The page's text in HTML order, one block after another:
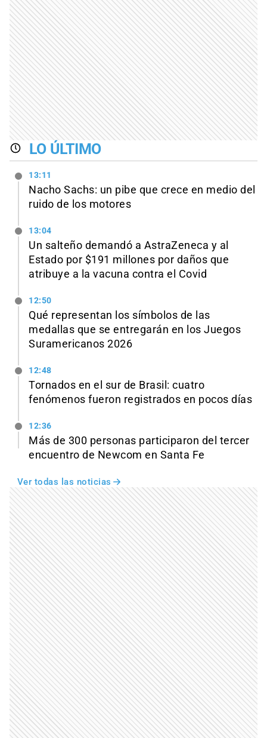
LO ÚLTIMO
13:11
Nacho Sachs: un pibe que crece en medio del
ruido de los motores
13:04
Un salteño demandó a AstraZeneca y al
Estado por $191 millones por daños que
atribuye a la vacuna contra el Covid
12:50
Qué representan los símbolos de las
medallas que se entregarán en los Juegos
Suramericanos 2026
12:48
Tornados en el sur de Brasil: cuatro
fenómenos fueron registrados en pocos días
12:36
Más de 300 personas participaron del tercer
encuentro de Newcom en Santa Fe
Ver todas las noticias